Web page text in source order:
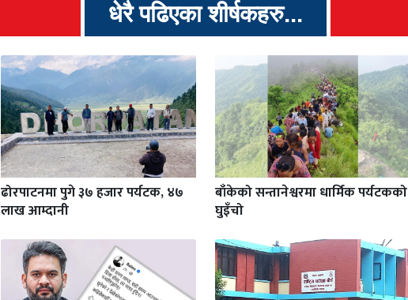
धेरै पढिएका शीर्षकहरु...
ढोरपाटनमा पुगे ३७ हजार पर्यटक, ४७
लाख आम्दानी
बाँकेको सन्तानेश्वरमा धार्मिक पर्यटकको
घुइँचो